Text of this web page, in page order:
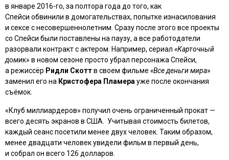
в январе 2016-го, за полтора года до того, как
Спейси обвинили в домогательствах, попытке изнасилования
и сексе с несовершеннолетним. Сразу после этого все проекты
со Спейси были поставлены на паузу, а все работодатели
разорвали контракт с актером. Например, сериал «Карточный
домик» в новом сезоне просто убрал персонажа Спейси,
а режиссёр Ридли Скоттв своем фильме «Все деньги мира»
заменил его на Кристофера Пламера уже после окончания
съёмок.
«Клуб миллиардеров» получил очень ограниченный прокат —
всего десять экранов в США. Учитывая стоимость билетов,
каждый сеанс посетили менее двух человек. Таким образом,
менее двадцати человек увидели фильм в первый день,
и собрал он всего 126 долларов.